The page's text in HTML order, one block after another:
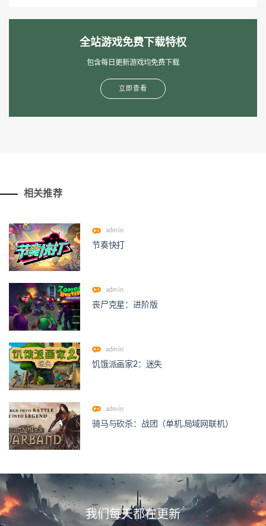
全站游戏免费下载特权
包含每日更新游戏均免费下载
立即查看
相关推荐
admin
节奏快打
admin
丧尸克星：进阶版
admin
饥饿派画家2：迷失
admin
骑马与砍杀：战团（单机.局域网联机）
我们每天都在更新